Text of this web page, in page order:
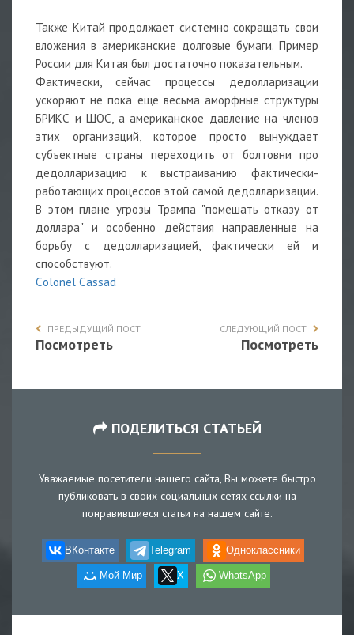
Также Китай продолжает системно сокращать свои
вложения в американские долговые бумаги. Пример
России для Китая был достаточно показательным.
Фактически, сейчас процессы дедолларизации
ускоряют не пока еще весьма аморфные структуры
БРИКС и ШОС, а американское давление на членов
этих организаций, которое просто вынуждает
субъектные страны переходить от болтовни про
дедолларизацию к выстраиванию фактически-
работающих процессов этой самой дедолларизации.
В этом плане угрозы Трампа "помешать отказу от
доллара" и особенно действия направленные на
борьбу с дедолларизацией, фактически ей и
способствуют.
Сolonel Сassad
ПРЕДЫДУЩИЙ ПОСТ
Посмотреть
СЛЕДУЮЩИЙ ПОСТ
Посмотреть
ПОДЕЛИТЬСЯ СТАТЬЕЙ
Уважаемые посетители нашего сайта, Вы можете быстро
публиковать в своих социальных сетях ссылки на
понравившиеся статьи на нашем сайте.
ВКонтакте Telegram Одноклассники
Мой Мир X WhatsApp